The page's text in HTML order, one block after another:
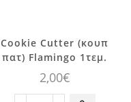
Cookie Cutter (κουπ
πατ) Flamingo 1τεμ.
2,00€